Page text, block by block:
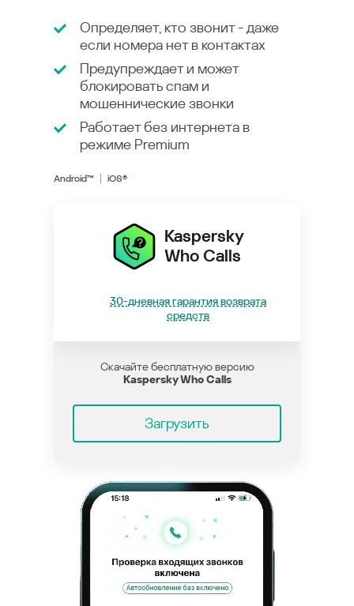
Определяет, кто звонит - даже
если номера нет в контактах
Предупреждает и может
блокировать спам и
мошеннические звонки
Работает без интернета в
режиме Premium
Android™ iOS®
Kaspersky
Who Calls
30-дневная гарантия возврата
средств
Скачайте бесплатную версию
Kaspersky Who Calls
Загрузить